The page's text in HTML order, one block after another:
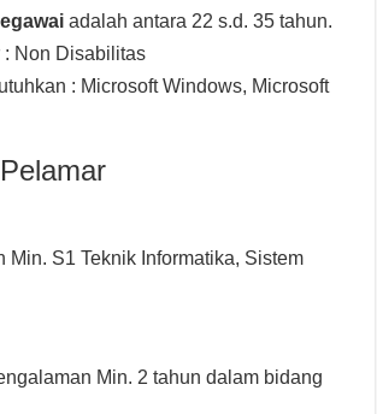
adalah antara 22 s.d. 35 tahun.
: Non Disabilitas
: Microsoft Windows, Microsoft
S1 Teknik Informatika, Sistem
Min. 2 tahun dalam bidang